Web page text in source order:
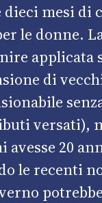
dieci mesi
le donne.
applicata
di
versati),
20
le recenti